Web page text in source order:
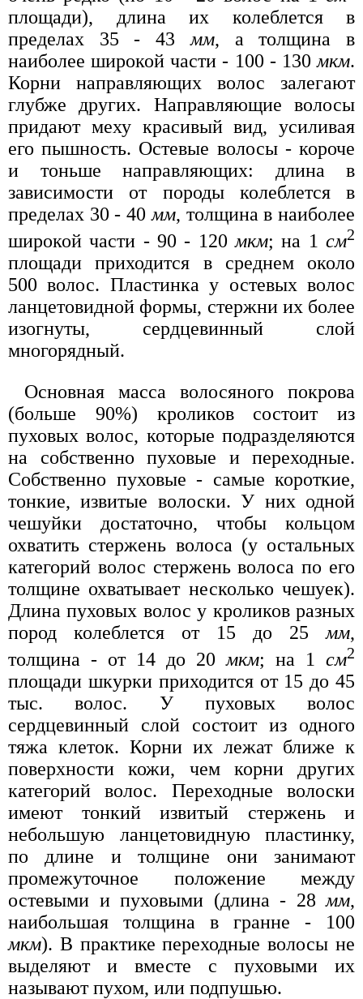
площади), длина их колеблется в
пределах 35 - 43мм, а толщина в
наиболее широкой части - 100 - 130мкм.
Корни направляющих волос залегают
глубже других. Направляющие волосы
придают меху красивый вид, усиливая
его пышность. Остевые волосы - короче
и тоньше направляющих: длина в
зависимости от породы колеблется в
пределах 30 - 40мм, толщина в наиболее
широкой части - 90 - 120мкм; на 1 см2
площади приходится в среднем около
500 волос. Пластинка у остевых волос
ланцетовидной формы, стержни их более
изогнуты, сердцевинный слой
многорядный.
Основная масса волосяного покрова
(больше 90%) кроликов состоит из
пуховых волос, которые подразделяются
на собственно пуховые и переходные.
Собственно пуховые - самые короткие,
тонкие, извитые волоски. У них одной
чешуйки достаточно, чтобы кольцом
охватить стержень волоса (у остальных
категорий волос стержень волоса по его
толщине охватывает несколько чешуек).
Длина пуховых волос у кроликов разных
пород колеблется от 15 до 25мм,
толщина - от 14 до 20мкм; на 1 см2
площади шкурки приходится от 15 до 45
тыс. волос. У пуховых волос
сердцевинный слой состоит из одного
тяжа клеток. Корни их лежат ближе к
поверхности кожи, чем корни других
категорий волос. Переходные волоски
имеют тонкий извитый стержень и
небольшую ланцетовидную пластинку,
по длине и толщине они занимают
промежуточное положение между
остевыми и пуховыми (длина - 28мм,
наибольшая толщина в гранне - 100
мкм). В практике переходные волосы не
выделяют и вместе с пуховыми их
называют пухом, или подпушью.